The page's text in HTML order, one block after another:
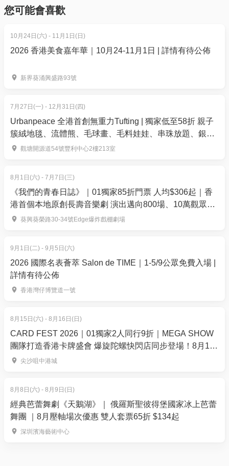
時間：10:00-11:00及14:00-16:00 (6節共9小時)
收費：三日課程：$1,870(原價$2,200/位)
兩日課程：$1275(原價$1,500/位)
單日課程：$595(原價$700/位)
訓練班主題
輕鬆擺脫對手
2️⃣ 提升傳球準成度，學習迪勤懷斯 ( 𝗗𝗲𝗰𝗹𝗮𝗻 𝗥𝗶𝗰𝗲 )
成為中場大腦
3️⃣ 改善射門把握力，成為約基利斯 ( 𝗩𝗶𝗸𝘁𝗼𝗿
🧤 左飛右撲，尤如拉也 ( 𝗗𝗮𝘃𝗶𝗱 𝗥𝗮𝘆𝗮 ) 堅守最後防
線
訓練營包括
．AFDHK紀念品
．復活節日營MVP頒獎
．AFDHK復活節訓練營之完成證書
條款及細則：
．參加者須購買本校校服(報讀單日課程除外)
．參加者須穿著本校校服上課(報讀單日課程除外)
．參加者須自備足球鞋
．因屬一次性活動，如有任何事假或病假，均不設補
．如報名後該組別未能開辦，費用將全數退回
．參加者完成暑期班可獲電子證書
惡劣天氣安排：
．如當天天氣情況轉差，本校會視乎球場情況，於1.5
您可能會喜歡
10月24日(六) - 11月1日(日)
2026 香港美食嘉年華｜10月24-11月1日 | 詳情有待公佈
新界葵涌興盛路93號
7月27日(一) - 12月31日(四)
Urbanpeace 全港首創無重力Tufting | 獨家低至58折 親子
簇絨地毯、流體熊、毛球畫、毛料娃娃、串珠放題、銀戒
指製作 | 觀塘
觀塘開源道54號豐利中心2樓213室
8月1日(六) - 7月7日(三)
《我們的青春日誌》｜01獨家85折門票 人均$306起｜香
港首個本地原創長壽音樂劇 演出邁向800場、10萬觀眾入
場｜爆炸戲棚劇場
葵興葵榮路30-34號Edge爆炸戲棚劇場
9月1日(二) - 9月5日(六)
2026 國際名表薈萃 Salon de TIME｜1-5/9公眾免費入場 |
詳情有待公佈
香港灣仔博覽道一號
8月15日(六) - 8月16日(日)
CARD FEST 2026｜01獨家2人同行9折｜MEGA SHOW
團隊打造香港卡牌盛會 爆旋陀螺快閃店同步登場！8月15-
16日登陸尖沙咀中港城
尖沙咀中港城
8月8日(六) - 8月9日(日)
經典芭蕾舞劇《天鵝湖》｜ 俄羅斯聖彼得堡國家冰上芭蕾
舞團 ｜8月壓軸場次優惠 雙人套票65折 $134起
深圳濱海藝術中心